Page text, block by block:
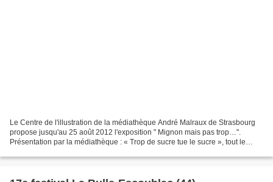
Le Centre de l'illustration de la médiathèque André Malraux de Strasbourg
propose jusqu'au 25 août 2012 l'exposition " Mignon mais pas trop…".
Présentation par la médiathèque : « Trop de sucre tue le sucre », tout le